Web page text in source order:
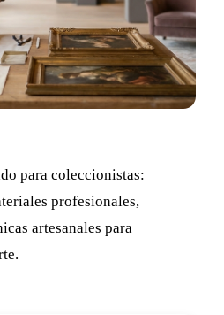
para coleccionistas:
profesionales,
artesanales para